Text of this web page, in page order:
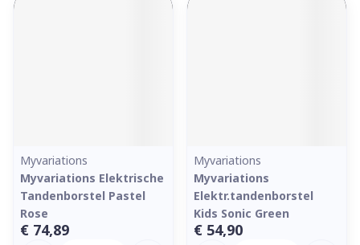
Myvariations
Myvariations Elektrische
Tandenborstel Pastel
Rose
€ 74,89
Myvariations
Myvariations
Elektr.tandenborstel
Kids Sonic Green
€ 54,90